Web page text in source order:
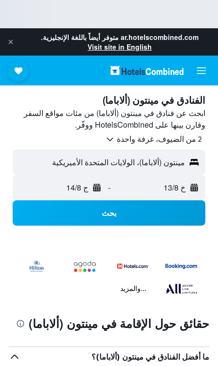
ar.hotelscombined.com متوفر أيضاً باللغة الإنجليزية.
Visit site in English
الفنادق في مينتون (ألاباما)
ابحث عن فنادق في مينتون (ألاباما) من مئات مواقع السفر
وقارن بينها على HotelsCombined ووفّر.
2 من الضيوف، غرفة واحدة
مينتون (ألاباما)، الولايات المتحدة الأميريكية
خ 13/8 - ج 14/8
بحث
...والمزيد
حقائق حول الإقامة في مينتون (ألاباما)
ما أفضل الفنادق في مينتون (ألاباما)؟